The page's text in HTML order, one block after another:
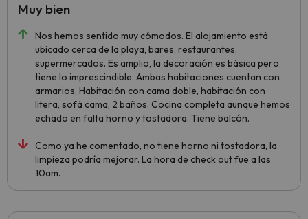
Nos hemos sentido muy cómodos. El alojamiento está
ubicado cerca de la playa, bares, restaurantes,
supermercados. Es amplio, la decoración es básica pero
tiene lo imprescindible. Ambas habitaciones cuentan con
armarios, Habitación con cama doble, habitación con
litera, sofá cama, 2 baños. Cocina completa aunque hemos
echado en falta horno y tostadora. Tiene balcón.
Como ya he comentado, no tiene horno ni tostadora, la
limpieza podría mejorar. La hora de check out fue a las
10am.
Muy bien